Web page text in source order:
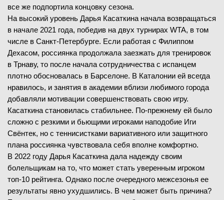
все же подпортила концовку сезона.
На высокий уровень Дарья Касаткина начала возвращаться
в начале 2021 года, победив на двух турнирах WTA, в том
числе в Санкт-Петербурге. Если работая с Филиппом
Дехасом, россиянка продолжала заезжать для тренировок
в Трнаву, то после начала сотрудничества с испанцем
плотно обосновалась в Барселоне. В Каталонии ей всегда
нравилось, и занятия в академии вблизи любимого города
добавляли мотивации совершенствовать свою игру.
Касаткина становилась стабильнее. По-прежнему ей было
сложно с резкими и бьющими игроками наподобие Иги
Свёнтек, но с теннисистками вариативного или защитного
плана россиянка чувствовала себя вполне комфортно.
В 2022 году Дарья Касаткина дала надежду своим
болельщикам на то, что может стать уверенным игроком
топ-10 рейтинга. Однако после очередного межсезонья ее
результаты явно ухудшились. В чем может быть причина?